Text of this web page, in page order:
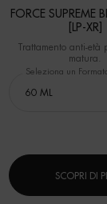
FORCE SUPREME
[LP-XR]
Trattamento anti-età
matura.
Seleziona un
SCOPRI DI